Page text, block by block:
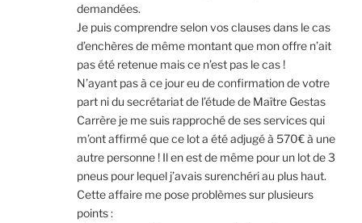
demandées.
Je puis comprendre selon vos clauses dans le cas
d’enchères de même montant que mon offre n’ait
pas été retenue mais ce n’est pas le cas !
N’ayant pas à ce jour eu de confirmation de votre
part ni du secrétariat de l’étude de Maître Gestas
Carrère je me suis rapproché de ses services qui
m’ont affirmé que ce lot a été adjugé à 570€ à une
autre personne ! Il en est de même pour un lot de 3
pneus pour lequel j’avais surenchéri au plus haut.
Cette affaire me pose problèmes sur plusieurs
points :